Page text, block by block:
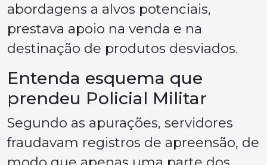
abordagens a alvos potenciais,
prestava apoio na venda e na
destinação de produtos desviados.
Entenda esquema que
prendeu Policial Militar
Segundo as apurações, servidores
fraudavam registros de apreensão, de